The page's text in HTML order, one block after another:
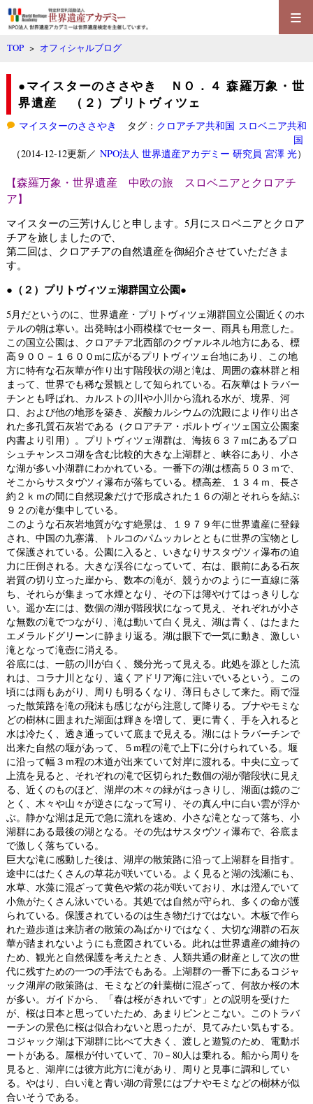
≡
TOP > オフィシャルブログ
●マイスターのささやき ＮＯ．４ 森羅万象・世
界遺産 （２）プリトヴィツェ
マイスターのささやき タグ： クロアチア共和国 スロベニア共和
国
（2014-12-12更新／ NPO法人 世界遺産アカデミー 研究員 宮澤 光）
【森羅万象・世界遺産 中欧の旅 スロベニアとクロアチ
ア】
マイスターの三芳けんじと申します。5月にスロベニアとクロア
チアを旅しましたので、
第二回は、クロアチアの自然遺産を御紹介させていただきま
す。
●（２）プリトヴィツェ湖群国立公園●
5月だというのに、世界遺産・プリトヴィツェ湖群国立公園近くのホ
テルの朝は寒い。出発時は小雨模様でセーター、雨具も用意した。
この国立公園は、クロアチア北西部のクヴァルネル地方にある、標
高９００－１６００mに広がるプリトヴィツェ台地にあり、この地
方に特有な石灰華が作り出す階段状の湖と滝は、周囲の森林群と相
まって、世界でも稀な景観として知られている。石灰華はトラバー
チンとも呼ばれ、カルストの川や小川から流れる水が、境界、河
口、および他の地形を築き、炭酸カルシウムの沈殿により作り出さ
れた多孔質石灰岩である（クロアチア・ポルトヴィツェ国立公園案
内書より引用）。プリトヴィツェ湖群は、海抜６３７mにあるプロ
シュチャンスコ湖を含む比較的大きな上湖群と、峡谷にあり、小さ
な湖が多い小湖群にわかれている。一番下の湖は標高５０３ｍで、
そこからサスタヴツィ瀑布が落ちている。標高差、１３４ｍ、長さ
約２ｋｍの間に自然現象だけで形成された１６の湖とそれらを結ぶ
９２の滝が集中している。
このような石灰岩地質がなす絶景は、１９７９年に世界遺産に登録
され、中国の九寨溝、トルコのパムッカレとともに世界の宝物とし
て保護されている。公園に入ると、いきなりサスタヴツィ瀑布の迫
力に圧倒される。大きな渓谷になっていて、右は、眼前にある石灰
岩質の切り立った崖から、数本の滝が、競うかのように一直線に落
ち、それらが集まって水煙となり、その下は簿やけてはっきりしな
い。遥か左には、数個の湖が階段状になって見え、それぞれが小さ
な無数の滝でつながり、滝は動いて白く見え、湖は青く、はたまた
エメラルドグリーンに静まり返る。湖は眼下で一気に動き、激しい
滝となって滝壺に消える。
谷底には、一筋の川が白く、幾分光って見える。此処を源とした流
れは、コラナ川となり、遠くアドリア海に注いでいるという。この
頃には雨もあがり、周りも明るくなり、薄日もさして来た。雨で湿
った散策路を滝の飛沫も感じながら注意して降りる。ブナやモミな
どの樹林に囲まれた湖面は輝きを増して、更に青く、手を入れると
水は冷たく、透き通っていて底まで見える。湖にはトラバーチンで
出来た自然の堰があって、５m程の滝で上下に分けられている。堰
に沿って幅３ｍ程の木道が出来ていて対岸に渡れる。中央に立って
上流を見ると、それぞれの滝で区切られた数個の湖が階段状に見え
る、近くのものほど、湖岸の木々の緑がはっきりし、湖面は鏡のご
とく、木々や山々が逆さになって写り、その真ん中に白い雲が浮か
ぶ。静かな湖は足元で急に流れを速め、小さな滝となって落ち、小
湖群にある最後の湖となる。その先はサスタヴツィ瀑布で、谷底ま
で激しく落ちている。
巨大な滝に感動した後は、湖岸の散策路に沿って上湖群を目指す。
途中にはたくさんの草花が咲いている。よく見ると湖の浅瀬にも、
水草、水藻に混ざって黄色や紫の花が咲いており、水は澄んでいて
小魚がたくさん泳いでいる。其処では自然が守られ、多くの命が護
られている。保護されているのは生き物だけではない。木板で作ら
れた遊歩道は来訪者の散策の為ばかりではなく、大切な湖群の石灰
華が踏まれないようにも意図されている。此れは世界遺産の維持の
ため、観光と自然保護を考えたとき、人類共通の財産として次の世
代に残すための一つの手法でもある。上湖群の一番下にあるコジャ
ック湖岸の散策路は、モミなどの針葉樹に混ざって、何故か桜の木
が多い。ガイドから、「春は桜がきれいです」との説明を受けた
が、桜は日本と思っていたため、あまりピンとこない。このトラバ
ーチンの景色に桜は似合わないと思ったが、見てみたい気もする。
コジャック湖は下湖群に比べて大きく、渡しと遊覧のため、電動ボ
ートがある。屋根が付いていて、70－80人は乗れる。船から周りを
見ると、湖岸には彼方此方に滝があり、周りと見事に調和してい
る。やはり、白い滝と青い湖の背景にはブナやモミなどの樹林が似
合いそうである。